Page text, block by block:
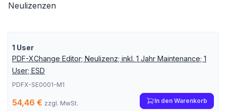
Neulizenzen
1 User
PDF-XChange Editor; Neulizenz; inkl. 1 Jahr Maintenance; 1
User; ESD
PDFX-SE0001-M1
54,46 € zzgl. MwSt. In den Warenkorb